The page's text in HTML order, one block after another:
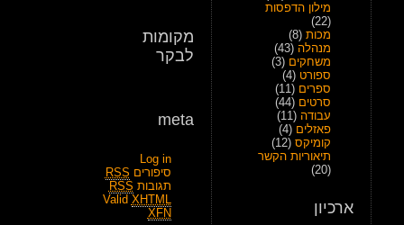
מילון הדפסות
(22)
מכות (8)
מנהלה (43)
משחקים (3)
ספורט (4)
ספרים (11)
סרטים (44)
עבודה (11)
פאזלים (4)
קומיקס (12)
תיאוריות הקשר
(20)
ארכיון
מקומות
לבקר
meta
Log in
סיפורים RSS
תגובות RSS
Valid XHTML
XFN